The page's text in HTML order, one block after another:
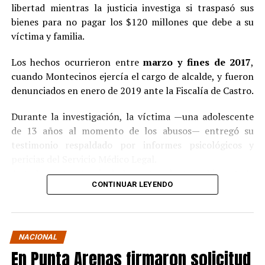
libertad mientras la justicia investiga si traspasó sus
bienes para no pagar los $120 millones que debe a su
víctima y familia.
Los hechos ocurrieron entremarzo y fines de 2017,
cuando Montecinos ejercía el cargo de alcalde, y fueron
denunciados en enero de 2019 ante la Fiscalía de Castro.
Durante la investigación, la víctima —una adolescente
de 13 años al momento de los abusos— entregó su
testimonio respaldado por informes psicológicos y
Ante la contundencia de los antecedentes, el imputado
aceptó los cargosen un procedimiento abreviado,
La condena y el cumplimiento en libertad
ElJuzgado de Garantía de Castrodictó sentencia en
CONTINUAR LEYENDO
NACIONAL
En Punta Arenas firmaron solicitud